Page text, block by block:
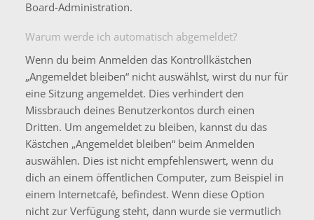
Board-Administration.
Warum werde ich automatisch abgemeldet?
Wenn du beim Anmelden das Kontrollkästchen
„Angemeldet bleiben“ nicht auswählst, wirst du nur für
eine Sitzung angemeldet. Dies verhindert den
Missbrauch deines Benutzerkontos durch einen
Dritten. Um angemeldet zu bleiben, kannst du das
Kästchen „Angemeldet bleiben“ beim Anmelden
auswählen. Dies ist nicht empfehlenswert, wenn du
dich an einem öffentlichen Computer, zum Beispiel in
einem Internetcafé, befindest. Wenn diese Option
nicht zur Verfügung steht, dann wurde sie vermutlich